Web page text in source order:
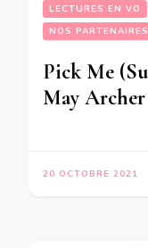
LECTURES EN VO
NOS PARTENAIRES
Pick Me
May Archer
20 OCTOBRE 2021